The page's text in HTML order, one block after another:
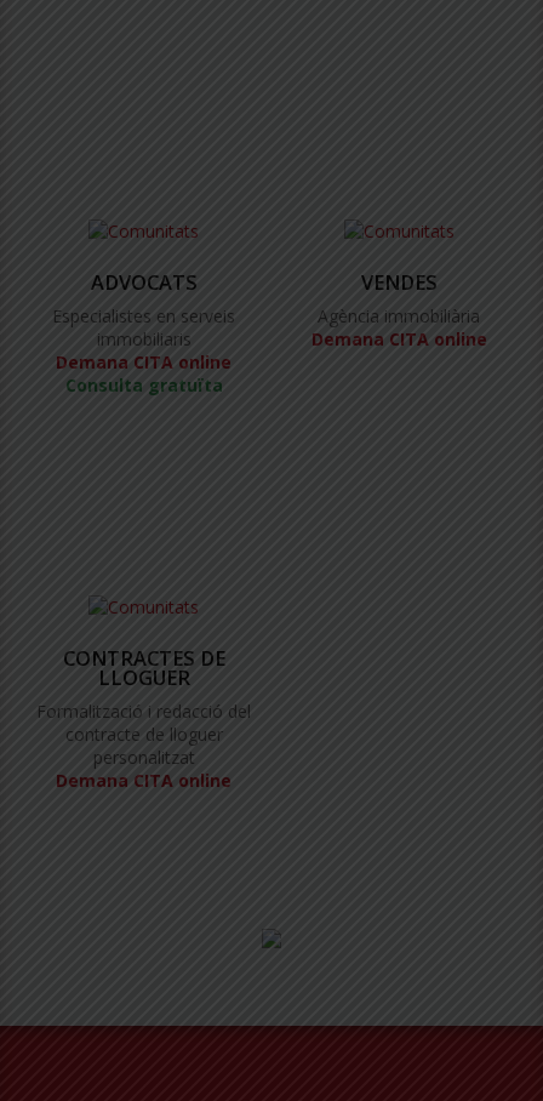
ADVOCATS
Especialistes en serveis
immobiliaris
Demana CITA online
Consulta gratuïta
VENDES
Agència immobiliària
Demana CITA online
CONTRACTES DE
LLOGUER
Formalització i redacció del
contracte de lloguer
personalitzat
Demana CITA online